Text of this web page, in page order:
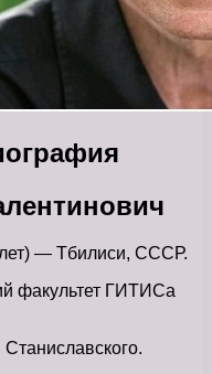
лет) — Тбилиси, СССР.
факультет ГИТИСа